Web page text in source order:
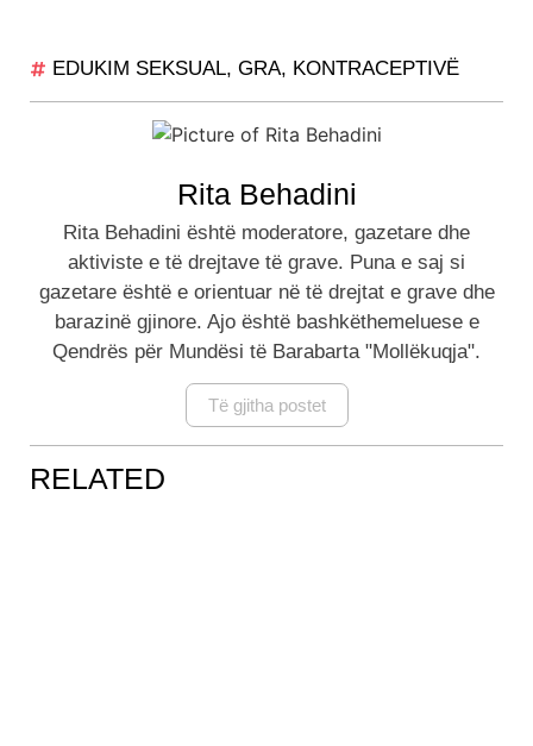
EDUKIM SEKSUAL, GRA, KONTRACEPTIVË
Rita Behadini
Rita Behadini është moderatore, gazetare dhe
aktiviste e të drejtave të grave. Puna e saj si
gazetare është e orientuar në të drejtat e grave dhe
barazinë gjinore. Ajo është bashkëthemeluese e
Qendrës për Mundësi të Barabarta "Mollëkuqja".
Të gjitha postet
RELATED